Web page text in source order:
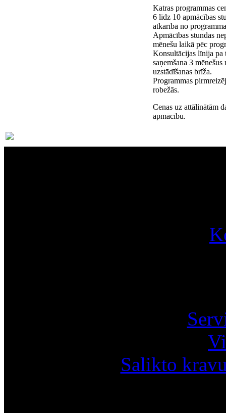
Katras programmas
6 līdz 10 apmācības
atkarībā no
Apmācības stundas
mēnešu laikā pēc
Konsultācijas līnija pa
saņemšana 3
uzstādīšanas brīža.
Programmas
robežās.
Cenas uz attālinātām
apmācību.
Salikto